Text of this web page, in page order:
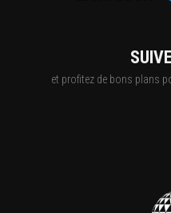
et profitez de bons plans